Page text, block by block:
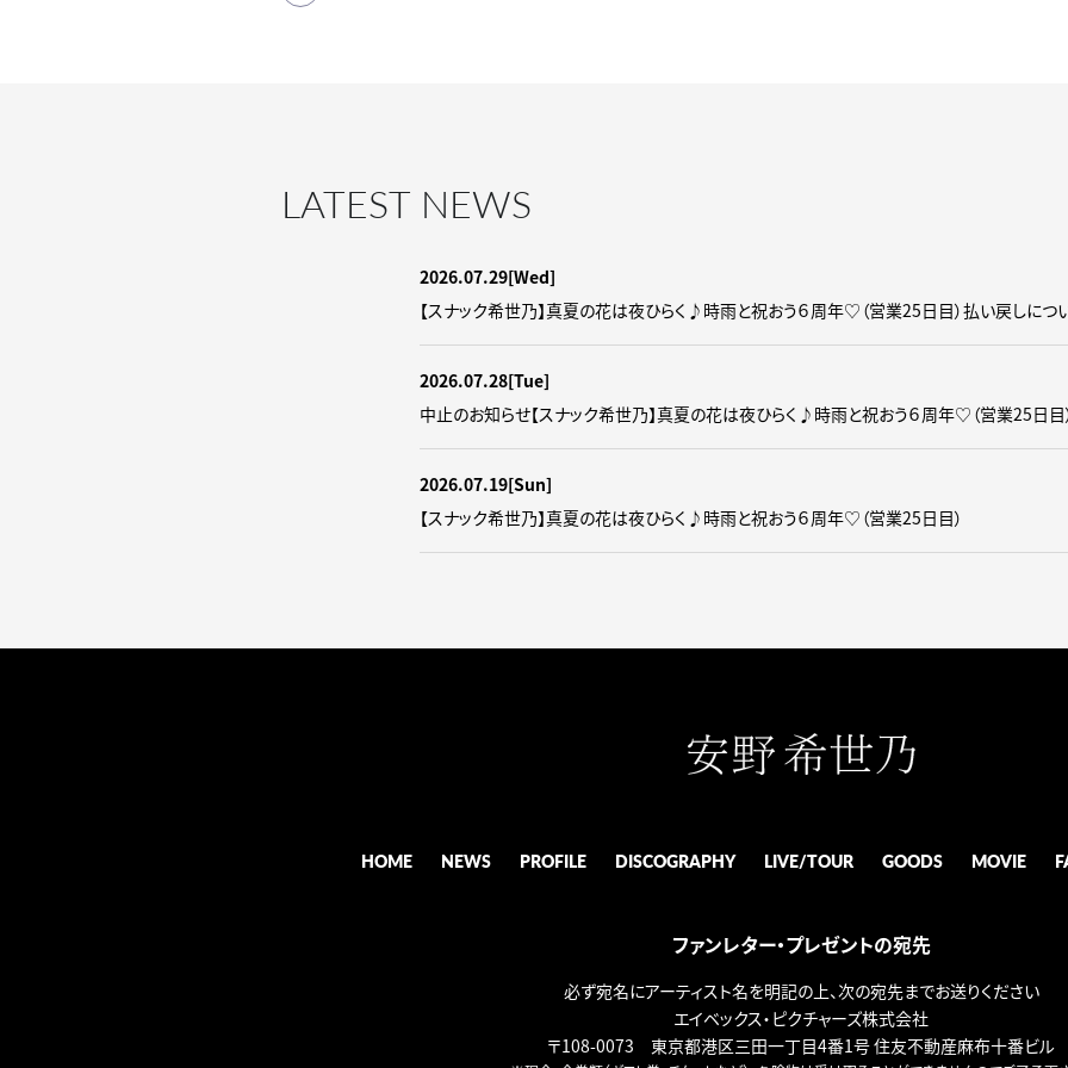
LATEST NEWS
2026.07.29[Wed]
【スナック希世乃】真夏の花は夜ひらく♪時雨と祝おう６周年♡（営業25日目）払い戻しにつ
2026.07.28[Tue]
中止のお知らせ【スナック希世乃】真夏の花は夜ひらく♪時雨と祝おう６周年♡（営業25日目
2026.07.19[Sun]
【スナック希世乃】真夏の花は夜ひらく♪時雨と祝おう６周年♡（営業25日目）
HOME NEWS PROFILE DISCOGRAPHY LIVE/TOUR GOODS MOVIE
ファンレター・プレゼントの宛先
必ず宛名にアーティスト名を明記の上、次の宛先までお送りください
エイベックス・ピクチャーズ株式会社
〒108-0073 東京都港区三田一丁目4番1号 住友不動産麻布十番ビル